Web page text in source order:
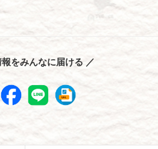
をみんなに届ける ／